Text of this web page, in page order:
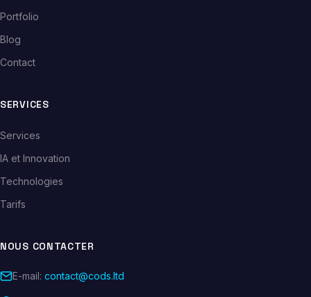
Portfolio
Blog
Contact
SERVICES
Services
IA et Innovation
Technologies
Tarifs
NOUS CONTACTER
E-mail: contact@cods.ltd